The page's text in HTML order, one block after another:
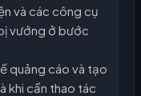
và các công cụ
vướng ở bước
quảng cáo và tạo
khi cần thao tác